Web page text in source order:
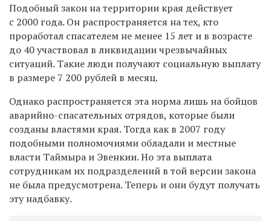
Подобный закон на территории края действует
с 2000 года. Он распространяется на тех, кто
проработал спасателем не менее 15 лет и в возрасте
до 40 участвовал в ликвидации чрезвычайных
ситуаций. Такие люди получают социальную выплату
в размере 7 200 рублей в месяц.
Однако распространяется эта норма лишь на бойцов
аварийно-спасательных отрядов, которые были
созданы властями края. Тогда как в 2007 году
подобными полномочиями обладали и местные
власти Таймыра и Эвенкии. Но эта выплата
сотрудникам их подразделений в той версии закона
не была предусмотрена. Теперь и они будут получать
эту надбавку.